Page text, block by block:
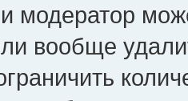
модератор
вообще